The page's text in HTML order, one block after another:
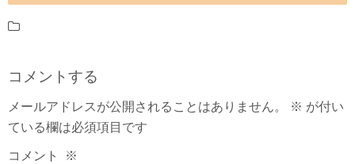
コメントする
メールアドレスが公開されることはありません。 ※ が付い
ている欄は必須項目です
コメント ※